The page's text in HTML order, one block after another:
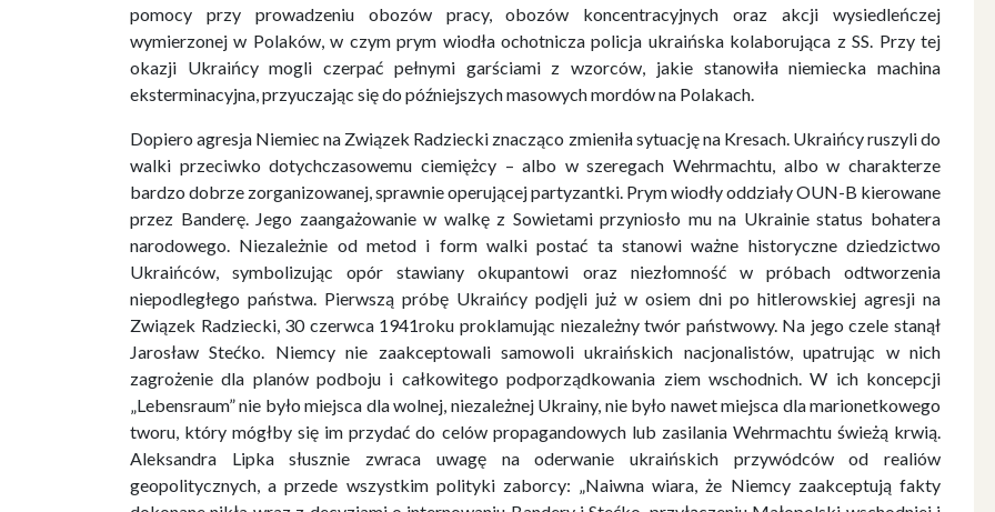
pomocy przy prowadzeniu obozów pracy, obozów koncentracyjnych oraz akcji wysiedleńczej
wymierzonej w Polaków, w czym prym wiodła ochotnicza policja ukraińska kolaborująca z SS. Przy tej
okazji Ukraińcy mogli czerpać pełnymi garściami z wzorców, jakie stanowiła niemiecka machina
eksterminacyjna, przyuczając się do późniejszych masowych mordów na Polakach.
Dopiero agresja Niemiec na Związek Radziecki znacząco zmieniła sytuację na Kresach. Ukraińcy ruszyli do
walki przeciwko dotychczasowemu ciemiężcy – albo w szeregach Wehrmachtu, albo w charakterze
bardzo dobrze zorganizowanej, sprawnie operującej partyzantki. Prym wiodły oddziały OUN-B kierowane
przez Banderę. Jego zaangażowanie w walkę z Sowietami przyniosło mu na Ukrainie status bohatera
narodowego. Niezależnie od metod i form walki postać ta stanowi ważne historyczne dziedzictwo
Ukraińców, symbolizując opór stawiany okupantowi oraz niezłomność w próbach odtworzenia
niepodległego państwa. Pierwszą próbę Ukraińcy podjęli już w osiem dni po hitlerowskiej agresji na
Związek Radziecki, 30 czerwca 1941roku proklamując niezależny twór państwowy. Na jego czele stanął
Jarosław Stećko. Niemcy nie zaakceptowali samowoli ukraińskich nacjonalistów, upatrując w nich
zagrożenie dla planów podboju i całkowitego podporządkowania ziem wschodnich. W ich koncepcji
„Lebensraum” nie było miejsca dla wolnej, niezależnej Ukrainy, nie było nawet miejsca dla marionetkowego
tworu, który mógłby się im przydać do celów propagandowych lub zasilania Wehrmachtu świeżą krwią.
Aleksandra Lipka słusznie zwraca uwagę na oderwanie ukraińskich przywódców od realiów
geopolitycznych, a przede wszystkim polityki zaborcy: „Naiwna wiara, że Niemcy zaakceptują fakty